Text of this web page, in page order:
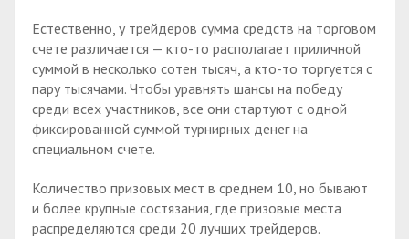
Естественно, у трейдеров сумма средств на торговом
счете различается — кто-то располагает приличной
суммой в несколько сотен тысяч, а кто-то торгуется с
пару тысячами. Чтобы уравнять шансы на победу
среди всех участников, все они стартуют с одной
фиксированной суммой турнирных денег на
специальном счете.
Количество призовых мест в среднем 10, но бывают
и более крупные состязания, где призовые места
распределяются среди 20 лучших трейдеров.